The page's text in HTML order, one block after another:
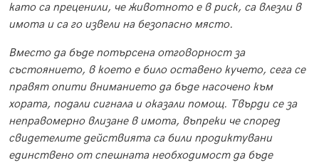
като са преценили, че животното е в риск, са влезли в
имота и са го извели на безопасно място.
Вместо да бъде потърсена отговорност за
състоянието, в което е било оставено кучето, сега се
правят опити вниманието да бъде насочено към
хората, подали сигнала и оказали помощ. Твърди се за
неправомерно влизане в имота, въпреки че според
свидетелите действията са били продиктувани
единствено от спешната необходимост да бъде